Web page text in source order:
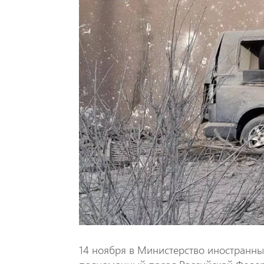
14 ноября в Министерство